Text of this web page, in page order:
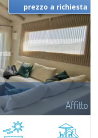
Affitto
residenziale di recente
sulla rinomata baia di
prezzo a richiesta